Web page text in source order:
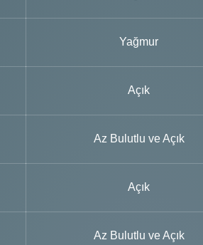
Yağmur
Açık
Az Bulutlu ve Açık
Açık
Az Bulutlu ve Açık